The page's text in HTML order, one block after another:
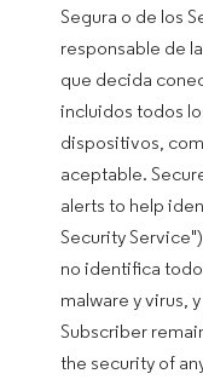
Segura o de los
responsable de
que decida
incluidos todos
dispositivos,
aceptable.
alerts to help
Security
no identifica
malware y virus,
Subscriber
the security of